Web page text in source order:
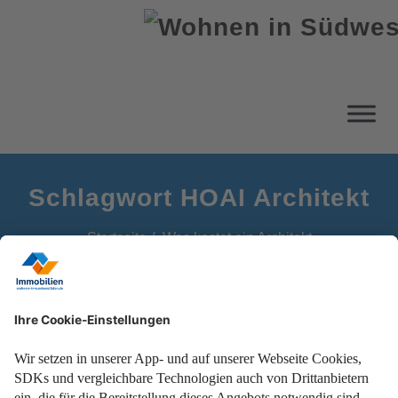
Schlagwort HOAI Architekt
Startseite Was kostet ein Architekt
Architekt beauftragen? Was wirklich hinter den Kosten steckt
– und wie man clever plant!